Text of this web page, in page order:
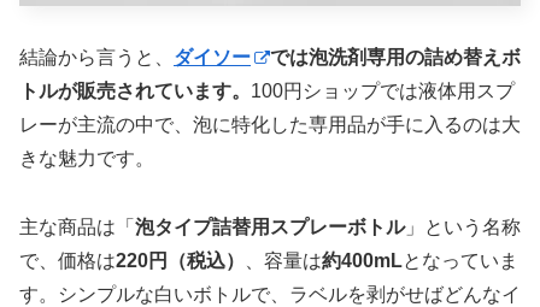
結論から言うと、 ダイソー
では泡洗剤専用の詰め替えボ
トルが販売されています。 100円ショップでは液体用スプ
レーが主流の中で、泡に特化した専用品が手に入るのは大
きな魅力です。
主な商品は「 泡タイプ詰替用スプレーボトル」という名称
で、価格は220円（税込） 、容量は約400mLとなっていま
す。シンプルな白いボトルで、ラベルを剥がせばどんなイ